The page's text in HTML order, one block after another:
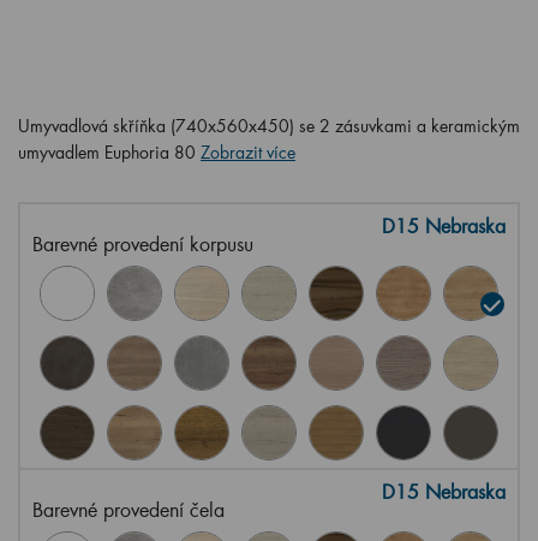
Umyvadlová skříňka (740x560x450) se 2 zásuvkami a keramickým
umyvadlem Euphoria 80 Zobrazit více
Barevné provedení korpusu
D15 Nebraska
Barevné provedení čela
D15 Nebraska